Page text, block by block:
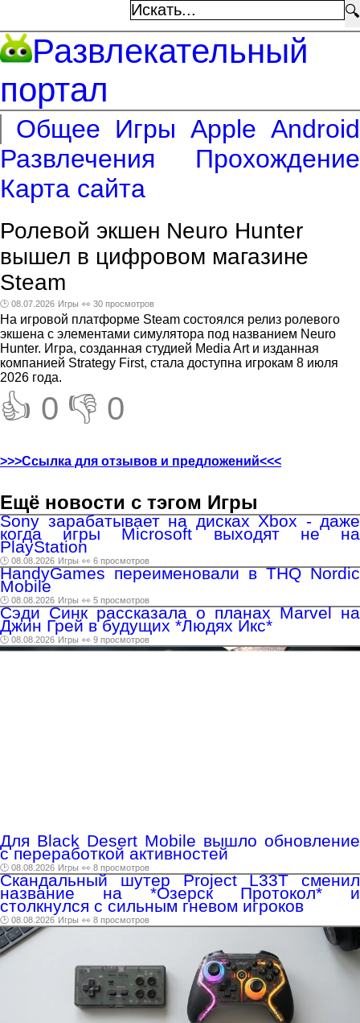
🔍
Развлекательный
портал
Общее Игры Apple Android
Развлечения
Прохождение
Карта сайта
Ролевой экшен Neuro Hunter
вышел в цифровом магазине
Steam
🕑 08.07.2026 Игры 👀 30 просмотров
На игровой платформе Steam состоялся релиз ролевого
экшена с элементами симулятора под названием Neuro
Hunter. Игра, созданная студией Media Art и изданная
компанией Strategy First, стала доступна игрокам 8 июля
2026 года.
👍 0 👎 0
>>>Ссылка для отзывов и предложений<<<
Ещё новости с тэгом Игры
Sony зарабатывает на дисках Xbox - даже
когда игры Microsoft выходят не на
PlayStation
🕑 08.08.2026 Игры 👀 6 просмотров
HandyGames переименовали в THQ Nordic
Mobile
🕑 08.08.2026 Игры 👀 5 просмотров
Сэди Синк рассказала о планах Marvel на
Джин Грей в будущих *Людях Икс*
🕑 08.08.2026 Игры 👀 9 просмотров
Для Black Desert Mobile вышло обновление
с переработкой активностей
🕑 08.08.2026 Игры 👀 8 просмотров
Скандальный шутер Project L33T сменил
название на *Озерск Протокол* и
столкнулся с сильным гневом игроков
🕑 08.08.2026 Игры 👀 8 просмотров